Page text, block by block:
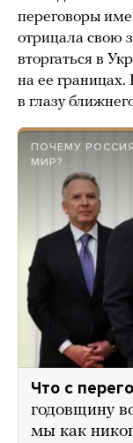
переговоры
отрицала свою
вторгаться в
на ее границах.
в глазу
ПОЧЕМУ
МИР?
Что с
годовщину
мы как